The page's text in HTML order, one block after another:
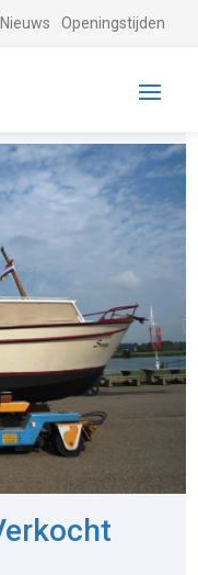
Nieuws Openingstijden